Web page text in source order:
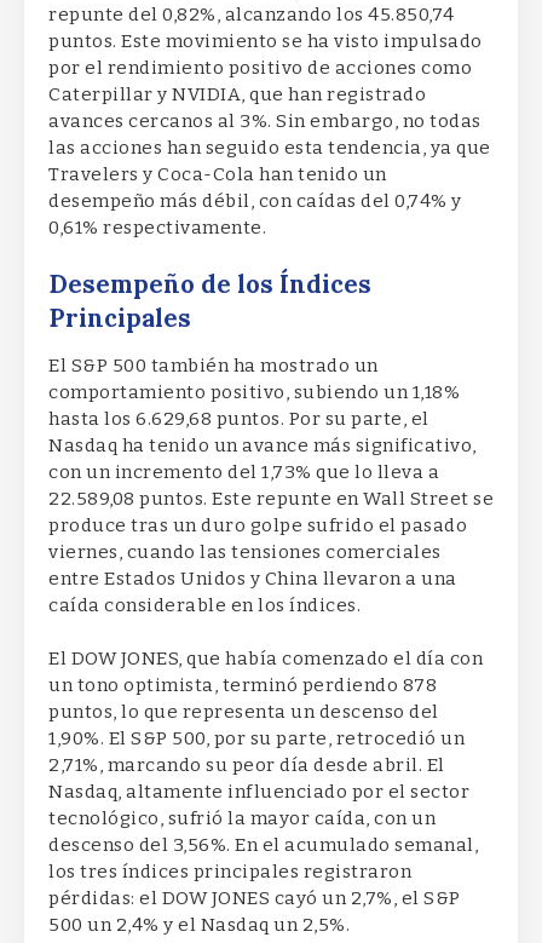
repunte del 0,82%, alcanzando los 45.850,74
puntos. Este movimiento se ha visto impulsado
por el rendimiento positivo de acciones como
Caterpillar y NVIDIA, que han registrado
avances cercanos al 3%. Sin embargo, no todas
las acciones han seguido esta tendencia, ya que
Travelers y Coca-Cola han tenido un
desempeño más débil, con caídas del 0,74% y
0,61% respectivamente.
Desempeño de los Índices
Principales
El S&P 500 también ha mostrado un
comportamiento positivo, subiendo un 1,18%
hasta los 6.629,68 puntos. Por su parte, el
Nasdaq ha tenido un avance más significativo,
con un incremento del 1,73% que lo lleva a
22.589,08 puntos. Este repunte en Wall Street se
produce tras un duro golpe sufrido el pasado
viernes, cuando las tensiones comerciales
entre Estados Unidos y China llevaron a una
caída considerable en los índices.
El DOW JONES, que había comenzado el día con
un tono optimista, terminó perdiendo 878
puntos, lo que representa un descenso del
1,90%. El S&P 500, por su parte, retrocedió un
2,71%, marcando su peor día desde abril. El
Nasdaq, altamente influenciado por el sector
tecnológico, sufrió la mayor caída, con un
descenso del 3,56%. En el acumulado semanal,
los tres índices principales registraron
pérdidas: el DOW JONES cayó un 2,7%, el S&P
500 un 2,4% y el Nasdaq un 2,5%.